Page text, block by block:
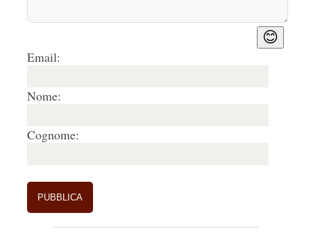
😊
Email:
Nome:
Cognome: